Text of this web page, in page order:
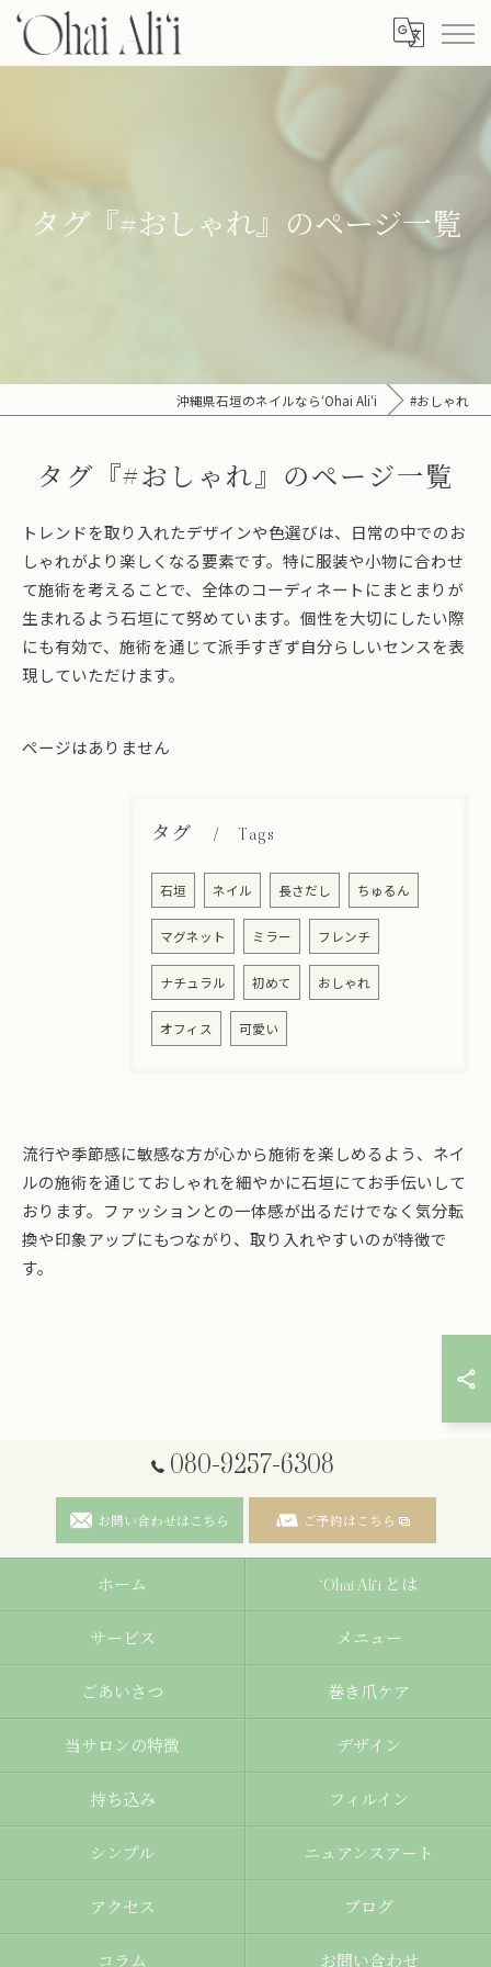
タグ『#おしゃれ』のページ一覧
沖縄県石垣のネイルなら‘Ohai Ali‘i #おしゃれ
タグ『#おしゃれ』のページ一覧
トレンドを取り入れたデザインや色選びは、日常の中でのお
しゃれがより楽しくなる要素です。特に服装や小物に合わせ
て施術を考えることで、全体のコーディネートにまとまりが
生まれるよう石垣にて努めています。個性を大切にしたい際
にも有効で、施術を通じて派手すぎず自分らしいセンスを表
現していただけます。
ページはありません
タグ Tags
石垣 ネイル 長さだし ちゅるん
マグネット ミラー フレンチ
ナチュラル 初めて おしゃれ
オフィス 可愛い
流行や季節感に敏感な方が心から施術を楽しめるよう、ネイ
ルの施術を通じておしゃれを細やかに石垣にてお手伝いして
おります。ファッションとの一体感が出るだけでなく気分転
換や印象アップにもつながり、取り入れやすいのが特徴で
す。
080-9257-6308
お問い合わせはこちら ご予約はこちら
ホーム ‘Ohai Ali‘i とは
サービス メニュー
ごあいさつ 巻き爪ケア
当サロンの特徴 デザイン
持ち込み フィルイン
シンプル ニュアンスアート
アクセス ブログ
コラム お問い合わせ